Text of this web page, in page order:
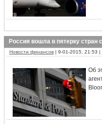
Россия вошла в пятерку
Новости финансов | 9-01-2015, 21:53 |
Об